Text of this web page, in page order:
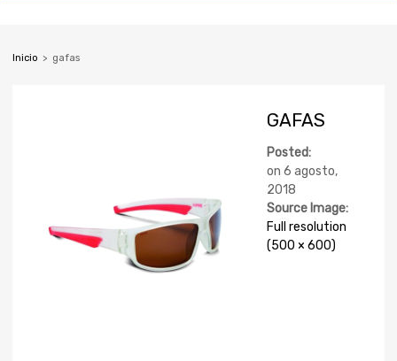
Inicio > gafas
GAFAS
Posted:
on 6 agosto,
2018
Source Image:
Full resolution
(500 × 600)